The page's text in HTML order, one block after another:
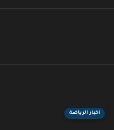
اخبار الرياضة